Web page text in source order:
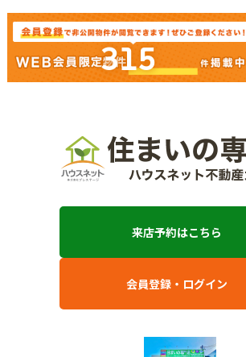
315
来店予約はこちら
会員登録・ログイン